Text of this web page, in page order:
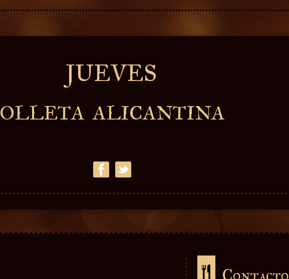
JUEVES
OLLETA ALICANTINA